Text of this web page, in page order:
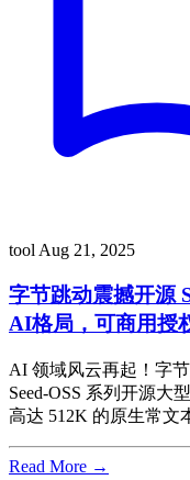
tool Aug 21, 2025
字节跳动震撼开源
AI格局，可商用授
AI 领域风云再起！字
Seed-OSS 系列开源大
高达 512K 的原生常
Read More →